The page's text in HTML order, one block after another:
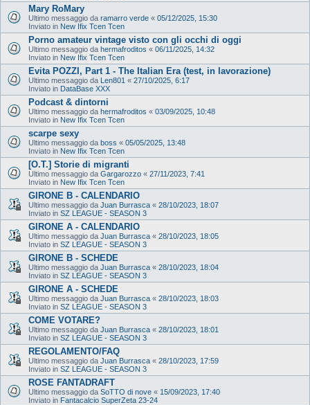
Mary RoMary
Ultimo messaggio da ramarro verde « 05/12/2025, 15:30
Inviato in New Ifix Tcen Tcen
Porno amateur vintage visto con gli occhi di oggi
Ultimo messaggio da hermafroditos « 06/11/2025, 14:32
Inviato in New Ifix Tcen Tcen
Evita POZZI, Part 1 - The Italian Era (test, in lavorazione)
Ultimo messaggio da Len801 « 27/10/2025, 6:17
Inviato in DataBase XXX
Podcast & dintorni
Ultimo messaggio da hermafroditos « 03/09/2025, 10:48
Inviato in New Ifix Tcen Tcen
scarpe sexy
Ultimo messaggio da boss « 05/05/2025, 13:48
Inviato in New Ifix Tcen Tcen
[O.T.] Storie di migranti
Ultimo messaggio da Gargarozzo « 27/11/2023, 7:41
Inviato in New Ifix Tcen Tcen
GIRONE B - CALENDARIO
Ultimo messaggio da Juan Burrasca « 28/10/2023, 18:07
Inviato in SZ LEAGUE - SEASON 3
GIRONE A - CALENDARIO
Ultimo messaggio da Juan Burrasca « 28/10/2023, 18:05
Inviato in SZ LEAGUE - SEASON 3
GIRONE B - SCHEDE
Ultimo messaggio da Juan Burrasca « 28/10/2023, 18:04
Inviato in SZ LEAGUE - SEASON 3
GIRONE A - SCHEDE
Ultimo messaggio da Juan Burrasca « 28/10/2023, 18:03
Inviato in SZ LEAGUE - SEASON 3
COME VOTARE?
Ultimo messaggio da Juan Burrasca « 28/10/2023, 18:01
Inviato in SZ LEAGUE - SEASON 3
REGOLAMENTO/FAQ
Ultimo messaggio da Juan Burrasca « 28/10/2023, 17:59
Inviato in SZ LEAGUE - SEASON 3
ROSE FANTADRAFT
Ultimo messaggio da SoTTO di nove « 15/09/2023, 17:40
Inviato in Fantacalcio SuperZeta 23-24